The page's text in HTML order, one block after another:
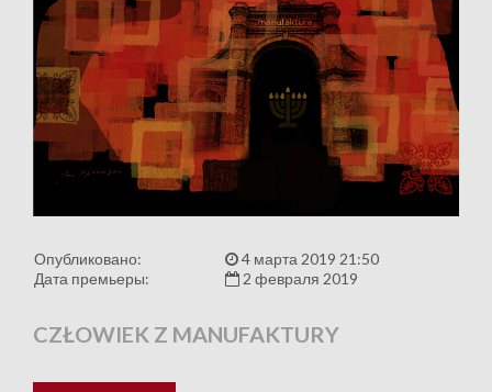
Опубликовано:
4 марта 2019 21:50
Дата премьеры:
2 февраля 2019
CZŁOWIEK Z MANUFAKTURY